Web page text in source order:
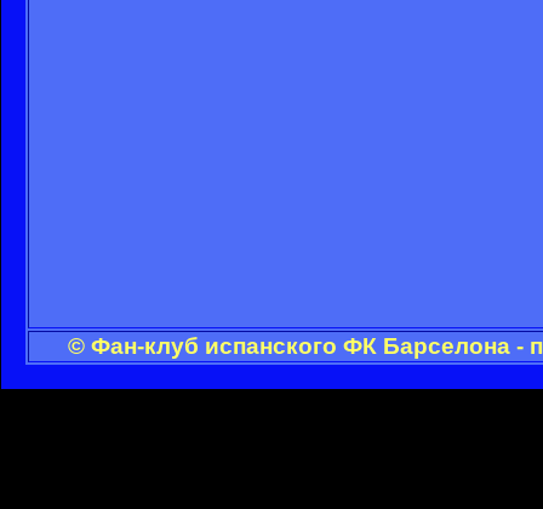
© Фан-клуб испанского ФК Барселона -